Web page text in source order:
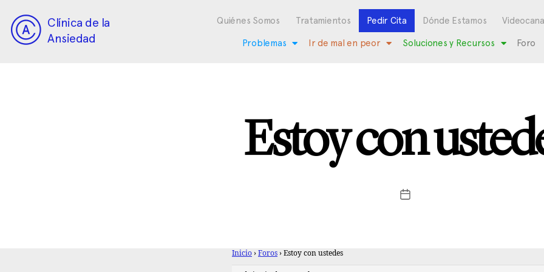
Clínica de la
Ansiedad
Quiénes Somos Tratamientos Pedir Cita Dónde Estamos
Problemas Ir de mal en peor Soluciones y Recursos Foro
Estoy con
Inicio › Foros › Estoy con ustedes